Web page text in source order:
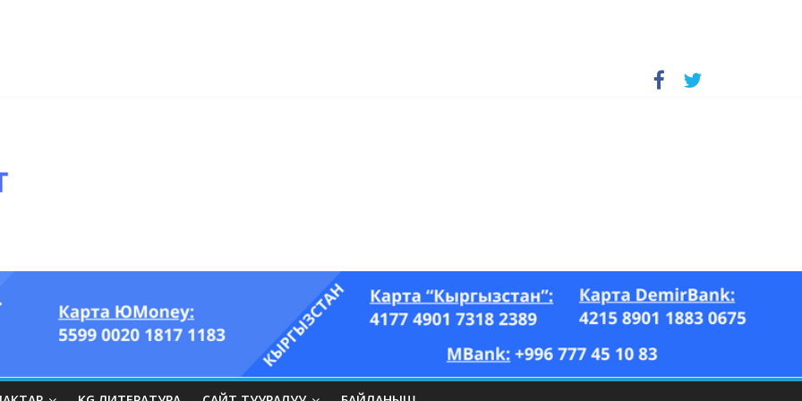
өпкөсүнө, бөйрөгүнө суук тийгизип алган…” (Динара БЕЙШЕНАЛИЕВА, “Азия Ньюс” гезити, 26.07–17.08.2023-ж.)